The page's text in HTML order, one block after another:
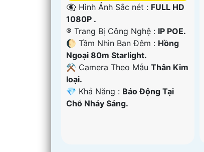
👁️‍🗨 Hình Ảnh Sắc nét : FULL HD
1080P .
®️ Trang Bị Công Nghệ : IP POE.
🌔 Tầm Nhìn Ban Đêm : Hồng
Ngoại 80m Starlight.
⚒ Camera Theo Mẫu Thân Kim
loại.
️💎 Khả Năng : Báo Động Tại
Chỗ Nháy Sáng.